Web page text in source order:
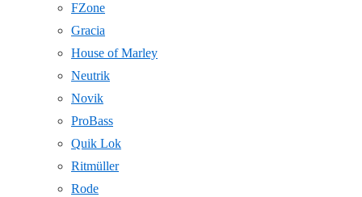
FZone
Gracia
House of Marley
Neutrik
Novik
ProBass
Quik Lok
Ritmüller
Rode